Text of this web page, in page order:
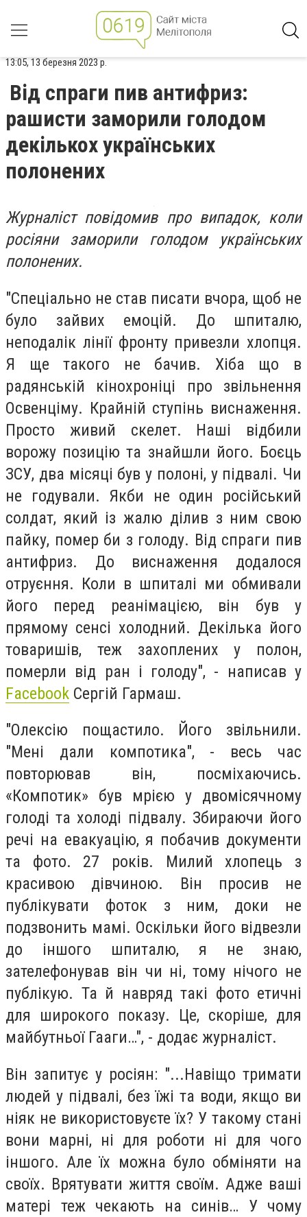
13:05, 13 березня 2023 р.
Від спраги пив антифриз:
рашисти заморили голодом
декількох українських
полонених
Журналіст повідомив про випадок, коли
росіяни заморили голодом українських
полонених.
"Спеціально не став писати вчора, щоб не
було зайвих емоцій. До шпиталю,
неподалік лінії фронту привезли хлопця.
Я ще такого не бачив. Хіба що в
радянській кінохроніці про звільнення
Освенціму. Крайній ступінь виснаження.
Просто живий скелет. Наші відбили
ворожу позицію та знайшли його. Боєць
ЗСУ, два місяці був у полоні, у підвалі. Чи
не годували. Якби не один російський
солдат, який із жалю ділив з ним свою
пайку, помер би з голоду. Від спраги пив
антифриз. До виснаження додалося
отруєння. Коли в шпиталі ми обмивали
його перед реанімацією, він був у
прямому сенсі холодний. Декілька його
товаришів, теж захоплених у полон,
померли від ран і голоду", - написав у
Facebook Сергій Гармаш.
"Олексію пощастило. Його звільнили.
"Мені дали компотика", - весь час
повторював він, посміхаючись.
«Компотик» був мрією у двомісячному
голоді та холоді підвалу. Збираючи його
речі на евакуацію, я побачив документи
та фото. 27 років. Милий хлопець з
красивою дівчиною. Він просив не
публікувати фоток з ним, доки не
подзвонить мамі. Оскільки його відвезли
до іншого шпиталю, я не знаю,
зателефонував він чи ні, тому нічого не
публікую. Та й навряд такі фото етичні
для широкого показу. Це, скоріше, для
майбутньої Гааги…", - додає журналіст.
Він запитує у росіян: "...Навіщо тримати
людей у підвалі, без їжі та води, якщо ви
ніяк не використовуєте їх? У такому стані
вони марні, ні для роботи ні для чого
іншого. Але їх можна було обміняти на
своїх. Врятувати життя своїм. Адже ваші
матері теж чекають на синів… У чому